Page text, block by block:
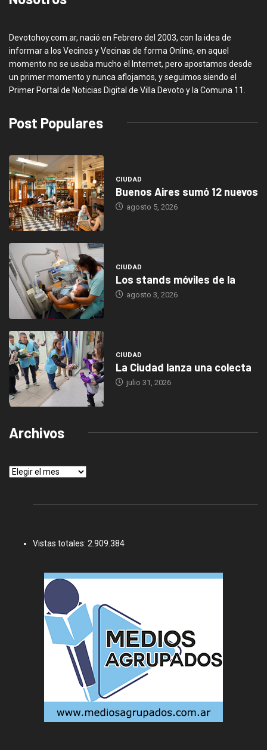
Devotohoy.com.ar, nació en Febrero del 2003, con la idea de
informar a los Vecinos y Vecinas de forma Online, en aquel
momento no se usaba mucho el Internet, pero apostamos desde
un primer momento y nunca aflojamos, y seguimos siendo el
Primer Portal de Noticias Digital de Villa Devoto y la Comuna 11.
Post Populares
CIUDAD
Buenos Aires sumó 12 nuevos
agosto 5, 2026
CIUDAD
Los stands móviles de la
agosto 3, 2026
CIUDAD
La Ciudad lanza una colecta
julio 31, 2026
Archivos
Archivos
Vistas totales: 2.909.384